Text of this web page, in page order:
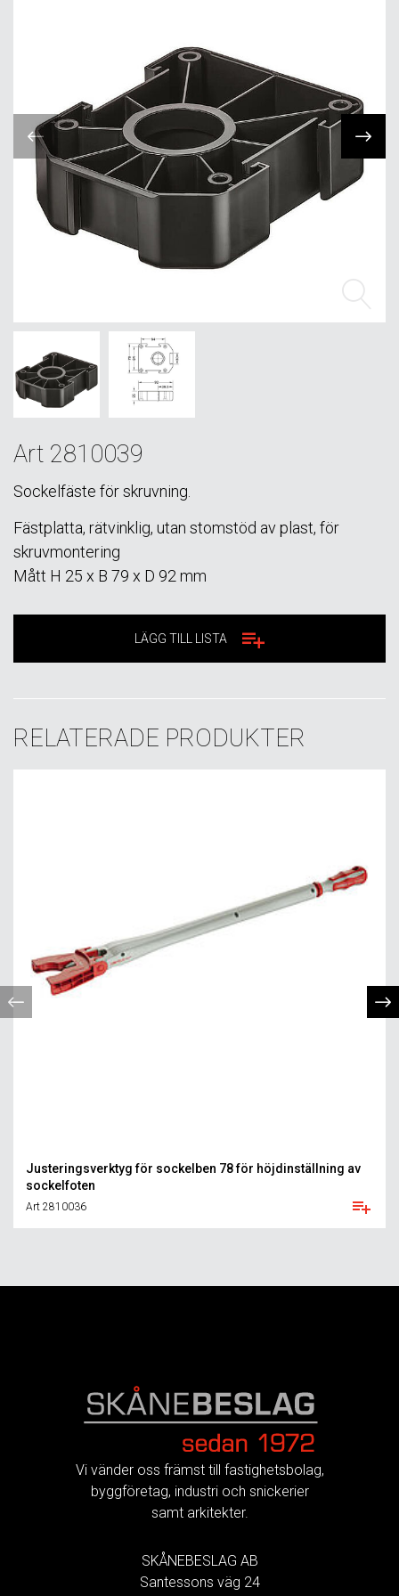
Art 2810039
Sockelfäste för skruvning.
Fästplatta, rätvinklig, utan stomstöd av plast, för
skruvmontering
Mått H 25 x B 79 x D 92 mm
LÄGG TILL LISTA
RELATERADE PRODUKTER
Justeringsverktyg för sockelben 78 för höjdinställning av
sockelfoten
Art 2810036
Vi vänder oss främst till fastighetsbolag,
byggföretag, industri och snickerier
samt arkitekter.
SKÅNEBESLAG AB
Santessons väg 24